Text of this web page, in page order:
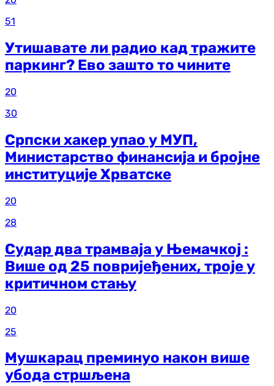
51
Утишавате ли радио кад тражите
паркинг? Ево зашто то чините
20
30
Српски хакер упао у МУП,
Министарство финансија и бројне
институције Хрватске
20
28
Судар два трамваја у Њемачкој :
Више од 25 повријеђених, троје у
критичном стању
20
25
Мушкарац преминуо након више
убода стршљена